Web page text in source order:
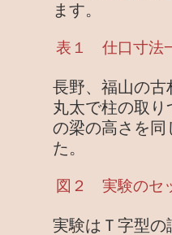
ます。
表１ 仕口寸法
長野、福山の古
丸太で柱の取
の梁の高さを同
た。
図２ 実験のセ
実験はＴ字型の